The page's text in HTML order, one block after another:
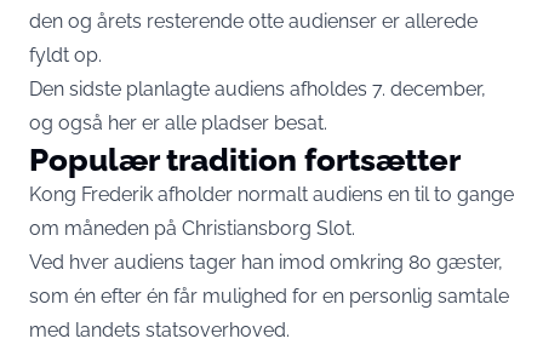
den og årets resterende otte audienser er allerede
fyldt op.
Den sidste planlagte audiens afholdes 7. december,
og også her er alle pladser besat.
Populær tradition fortsætter
Kong Frederik afholder normalt audiens en til to gange
om måneden på Christiansborg Slot.
Ved hver audiens tager han imod omkring 80 gæster,
som én efter én får mulighed for en personlig samtale
med landets statsoverhoved.